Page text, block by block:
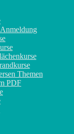
Themen
PDF